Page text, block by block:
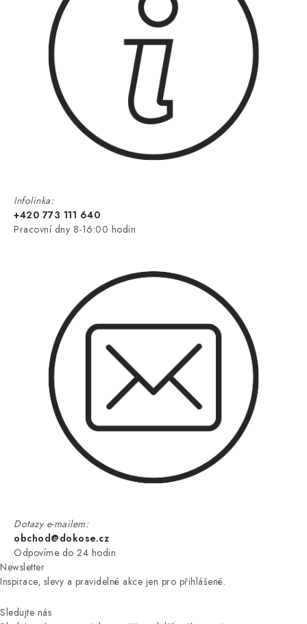
Infolinka:
+420 773 111 640
Pracovní dny 8-16:00 hodin
Dotazy e-mailem:
obchod@dokose.cz
Odpovíme do 24 hodin
Newsletter
Inspirace, slevy a pravidelné akce jen pro přihlášené.
Sledujte nás